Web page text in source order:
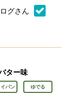
グさん
ター味
パン ゆでる